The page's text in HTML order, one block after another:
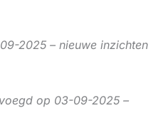
2025 – nieuwe inzichten
op 03-09-2025 –